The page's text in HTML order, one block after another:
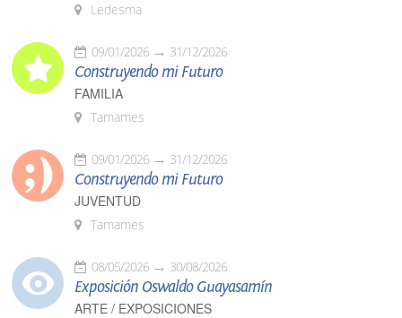
Ledesma
09/01/2026 31/12/2026
Construyendo mi Futuro
FAMILIA
Tamames
09/01/2026 31/12/2026
Construyendo mi Futuro
JUVENTUD
Tamames
08/05/2026 30/08/2026
Exposición Oswaldo Guayasamín
ARTE / EXPOSICIONES